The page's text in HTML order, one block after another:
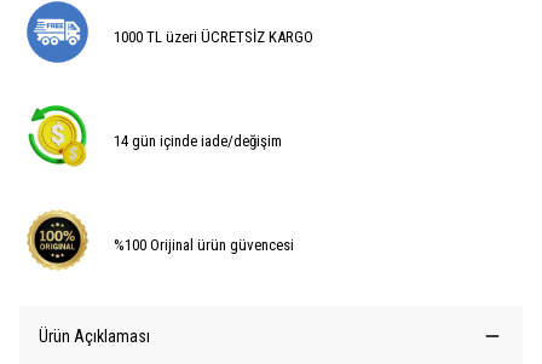
1000 TL üzeri ÜCRETSİZ KARGO
14 gün içinde iade/değişim
%100 Orijinal ürün güvencesi
Ürün Açıklaması